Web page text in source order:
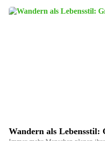
Wandern als Lebensstil: